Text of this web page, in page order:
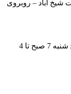
شیخ آباد – روبروی
شنبه تا چهارشنبه از ساعت 7 صبح تا 18 – پنج شنبه 7 صبح تا 4